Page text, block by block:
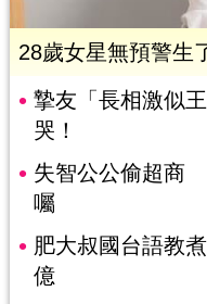
28歲女星無預警
摯友「長相激似
哭！
失智公公偷超商
囑
肥大叔國台語教
億